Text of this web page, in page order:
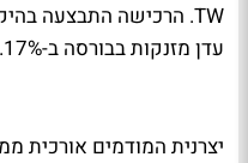
עדן מזנקות בבורסה ב-2.17% במחזור של 1.9 מיליון שקל.
יצרנית המודמים אורכית